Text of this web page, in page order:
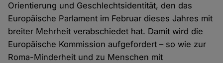
Orientierung und Geschlechtsidentität, den das
Europäische Parlament im Februar dieses Jahres mit
breiter Mehrheit verabschiedet hat. Damit wird die
Europäische Kommission aufgefordert – so wie zur
Roma-Minderheit und zu Menschen mit